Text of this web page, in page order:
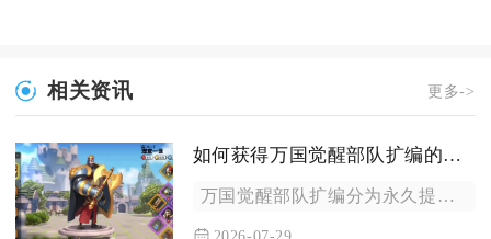
相关资讯 更多->
如何获得万国觉醒部队扩编的详细信息
万国觉醒部队扩编分为永久提升单队带兵上限、解锁多支出征队列、...